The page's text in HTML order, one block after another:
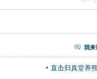
我来
直击归真堂养